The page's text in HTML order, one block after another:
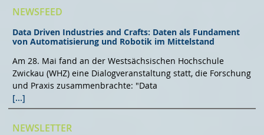
NEWSFEED
Data Driven Industries and Crafts: Daten als Fundament
von Automatisierung und Robotik im Mittelstand
Am 28. Mai fand an der Westsächsischen Hochschule
Zwickau (WHZ) eine Dialogveranstaltung statt, die Forschung
und Praxis zusammenbrachte: "Data
[...]
NEWSLETTER